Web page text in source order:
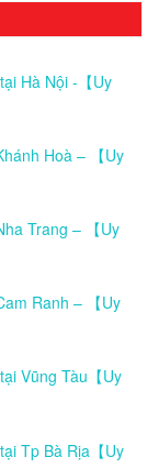
Hà Nội -【Uy
Hoà – 【Uy
Trang – 【Uy
Ranh – 【Uy
Vũng Tàu【Uy
Tp Bà Rịa【Uy